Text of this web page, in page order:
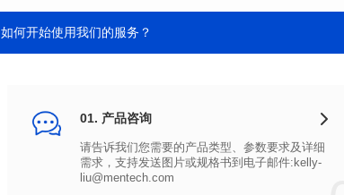
如何开始使用我们的服务？
01. 产品咨询
liu@mentech.com